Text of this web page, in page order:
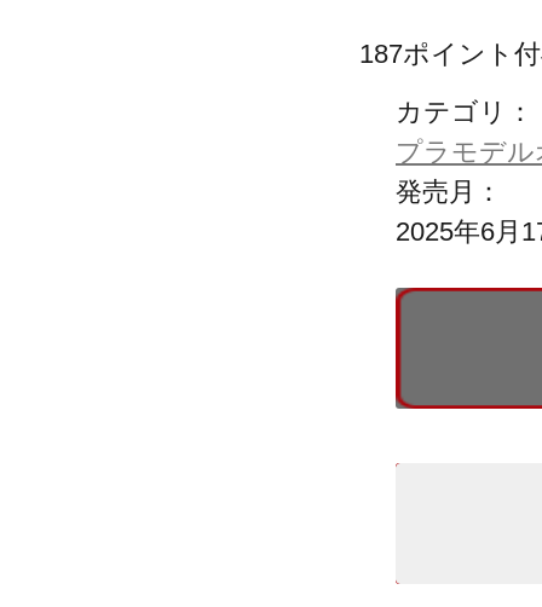
187ポイント
カテゴリ：
プラモデ
発売月：
2025年6月